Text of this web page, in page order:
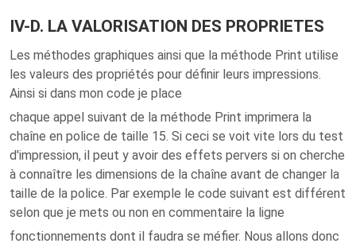
IV-D. LA VALORISATION DES PROPRIETES
Les méthodes graphiques ainsi que la méthode Print utilise
les valeurs des propriétés pour définir leurs impressions.
Ainsi si dans mon code je place
chaque appel suivant de la méthode Print imprimera la
chaîne en police de taille 15. Si ceci se voit vite lors du test
d'impression, il peut y avoir des effets pervers si on cherche
à connaître les dimensions de la chaîne avant de changer la
taille de la police. Par exemple le code suivant est différent
selon que je mets ou non en commentaire la ligne
fonctionnements dont il faudra se méfier. Nous allons donc